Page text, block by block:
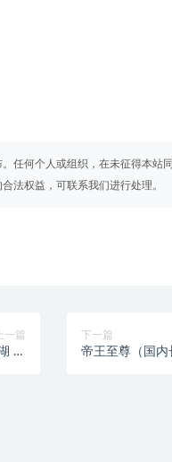
任何个人或组织，在未征得本站
法权益，可联系我们进行处理。
一篇
高
下一篇
帝王至尊（国内